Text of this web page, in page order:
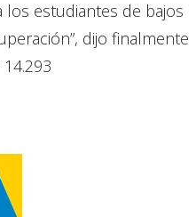
los estudiantes de bajos
dijo finalmente